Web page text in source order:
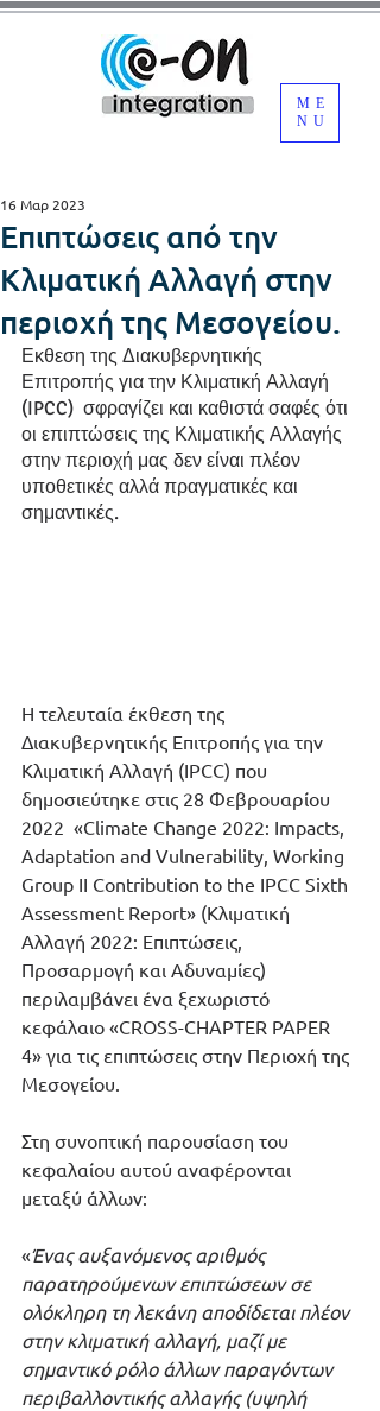
ME
NU
Επιπτώσεις από την
Κλιματική Αλλαγή στην
περιοχή της Μεσογείου.
16 Μαρ 2023
Εκθεση της Διακυβερνητικής
Επιτροπής για την Κλιματική Αλλαγή
(IPCC)  σφραγίζει και καθιστά σαφές ότι
οι επιπτώσεις της Κλιματικής Αλλαγής
στην περιοχή μας δεν είναι πλέον
υποθετικές αλλά πραγματικές και
σημαντικές.
Η τελευταία έκθεση της
Διακυβερνητικής Επιτροπής για την
Κλιματική Αλλαγή (IPCC) που
δημοσιεύτηκε στις 28 Φεβρουαρίου
2022  «Climate Change 2022: Impacts,
Adaptation and Vulnerability, Working
Group II Contribution to the IPCC Sixth
Assessment Report» (Κλιματική
Αλλαγή 2022: Επιπτώσεις,
Προσαρμογή και Αδυναμίες)
περιλαμβάνει ένα ξεχωριστό
κεφάλαιο «CROSS-CHAPTER PAPER
4» για τις επιπτώσεις στην Περιοχή της
Μεσογείου.
Στη συνοπτική παρουσίαση του
κεφαλαίου αυτού αναφέρονται
μεταξύ άλλων:
«Ένας αυξανόμενος αριθμός
παρατηρούμενων επιπτώσεων σε
ολόκληρη τη λεκάνη αποδίδεται πλέον
στην κλιματική αλλαγή, μαζί με
σημαντικό ρόλο άλλων παραγόντων
περιβαλλοντικής αλλαγής (υψηλή